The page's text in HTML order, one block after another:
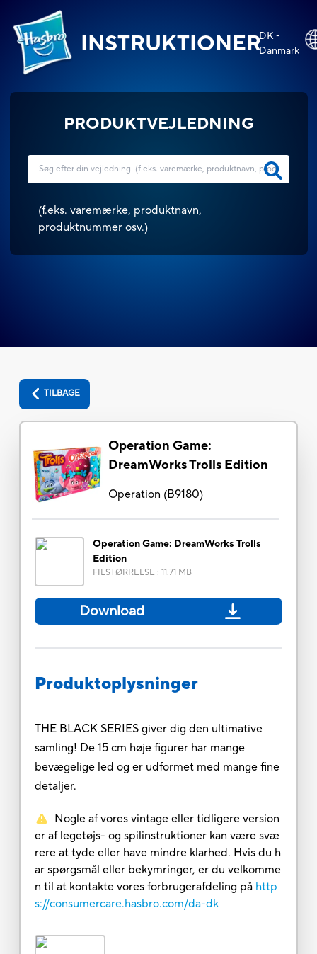
INSTRUKTIONERDK -
Danmark
PRODUKTVEJLEDNING
(f.eks. varemærke, produktnavn,
produktnummer osv.)
TILBAGE
Operation Game:
DreamWorks Trolls Edition
Operation (B9180)
Operation Game: DreamWorks Trolls
Edition
FILSTØRRELSE : 11.71 MB
Download
Produktoplysninger
THE BLACK SERIES giver dig den ultimative
samling! De 15 cm høje figurer har mange
bevægelige led og er udformet med mange fine
detaljer.
Nogle af vores vintage eller tidligere version
er af legetøjs- og spilinstruktioner kan være svæ
rere at tyde eller have mindre klarhed. Hvis du h
ar spørgsmål eller bekymringer, er du velkomme
n til at kontakte vores forbrugerafdeling på http
s://consumercare.hasbro.com/da-dk